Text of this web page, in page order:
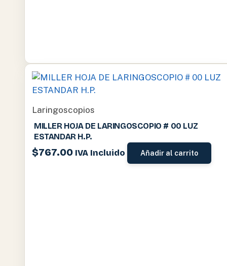
Laringoscopios
MILLER HOJA DE LARINGOSCOPIO # 00 LUZ
ESTANDAR H.P.
$767.00 IVA Incluido Añadir al carrito